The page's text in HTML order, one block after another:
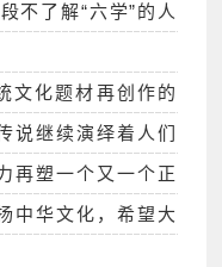
不了解“六学”的人
文化题材再创作的
说继续演绎着人们
再塑一个又一个正
中华文化，希望大